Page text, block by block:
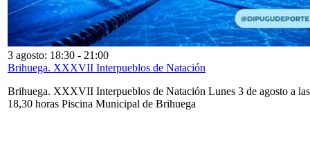
3 agosto: 18:30 - 21:00
Brihuega. XXXVII Interpueblos de Natación
Brihuega. XXXVII Interpueblos de Natación Lunes 3 de agosto a las
18,30 horas Piscina Municipal de Brihuega